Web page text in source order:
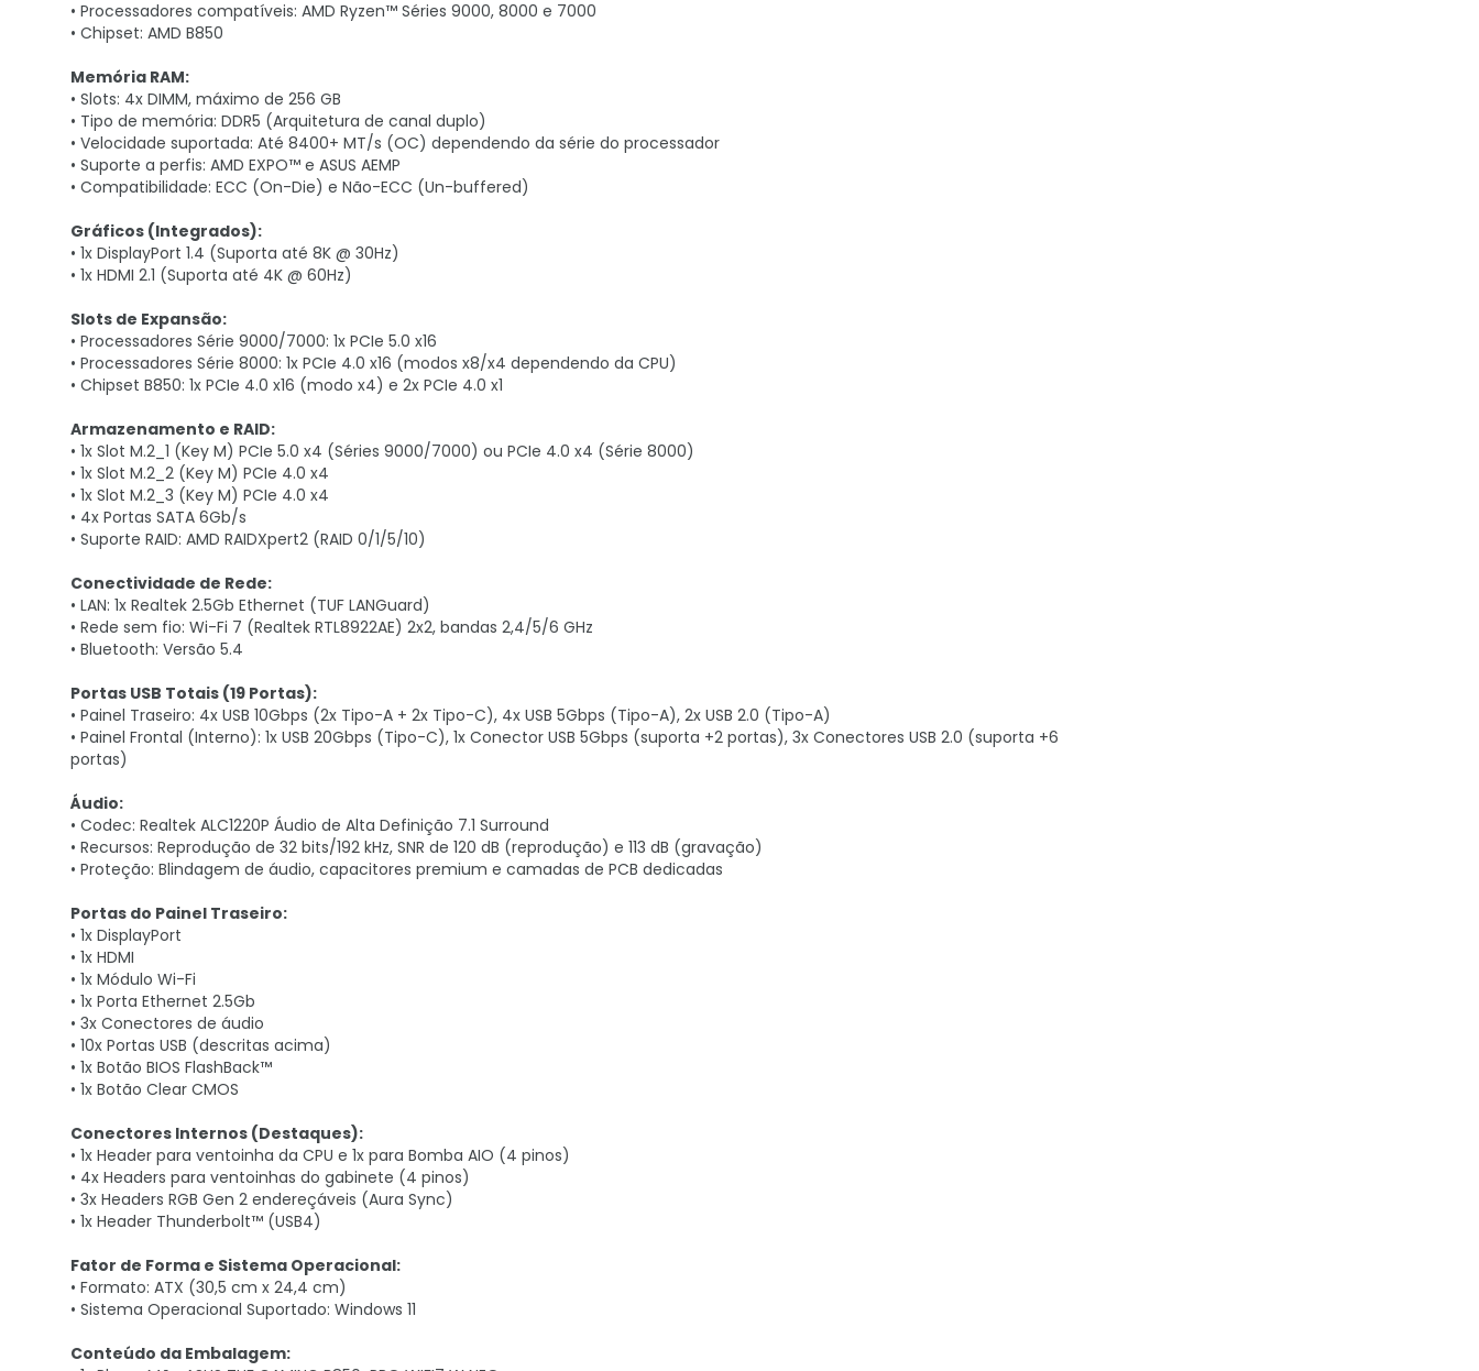
• Processadores compatíveis: AMD Ryzen™ Séries 9000, 8000 e 7000
• Chipset: AMD B850
Memória RAM:
• Slots: 4x DIMM, máximo de 256 GB
• Tipo de memória: DDR5 (Arquitetura de canal duplo)
• Velocidade suportada: Até 8400+ MT/s (OC) dependendo da série do processador
• Suporte a perfis: AMD EXPO™ e ASUS AEMP
• Compatibilidade: ECC (On-Die) e Não-ECC (Un-buffered)
Gráficos (Integrados):
• 1x DisplayPort 1.4 (Suporta até 8K @ 30Hz)
• 1x HDMI 2.1 (Suporta até 4K @ 60Hz)
Slots de Expansão:
• Processadores Série 9000/7000: 1x PCIe 5.0 x16
• Processadores Série 8000: 1x PCIe 4.0 x16 (modos x8/x4 dependendo da CPU)
• Chipset B850: 1x PCIe 4.0 x16 (modo x4) e 2x PCIe 4.0 x1
Armazenamento e RAID:
• 1x Slot M.2_1 (Key M) PCIe 5.0 x4 (Séries 9000/7000) ou PCIe 4.0 x4 (Série 8000)
• 1x Slot M.2_2 (Key M) PCIe 4.0 x4
• 1x Slot M.2_3 (Key M) PCIe 4.0 x4
• 4x Portas SATA 6Gb/s
• Suporte RAID: AMD RAIDXpert2 (RAID 0/1/5/10)
Conectividade de Rede:
• LAN: 1x Realtek 2.5Gb Ethernet (TUF LANGuard)
• Rede sem fio: Wi-Fi 7 (Realtek RTL8922AE) 2x2, bandas 2,4/5/6 GHz
• Bluetooth: Versão 5.4
Portas USB Totais (19 Portas):
• Painel Traseiro: 4x USB 10Gbps (2x Tipo-A + 2x Tipo-C), 4x USB 5Gbps (Tipo-A), 2x USB 2.0 (Tipo-A)
• Painel Frontal (Interno): 1x USB 20Gbps (Tipo-C), 1x Conector USB 5Gbps (suporta +2 portas), 3x Conectores USB 2.0 (suporta +6
portas)
Áudio:
• Codec: Realtek ALC1220P Áudio de Alta Definição 7.1 Surround
• Recursos: Reprodução de 32 bits/192 kHz, SNR de 120 dB (reprodução) e 113 dB (gravação)
• Proteção: Blindagem de áudio, capacitores premium e camadas de PCB dedicadas
Portas do Painel Traseiro:
• 1x DisplayPort
• 1x HDMI
• 1x Módulo Wi-Fi
• 1x Porta Ethernet 2.5Gb
• 3x Conectores de áudio
• 10x Portas USB (descritas acima)
• 1x Botão BIOS FlashBack™
• 1x Botão Clear CMOS
Conectores Internos (Destaques):
• 1x Header para ventoinha da CPU e 1x para Bomba AIO (4 pinos)
• 4x Headers para ventoinhas do gabinete (4 pinos)
• 3x Headers RGB Gen 2 endereçáveis (Aura Sync)
• 1x Header Thunderbolt™ (USB4)
Fator de Forma e Sistema Operacional:
• Formato: ATX (30,5 cm x 24,4 cm)
• Sistema Operacional Suportado: Windows 11
Conteúdo da Embalagem: